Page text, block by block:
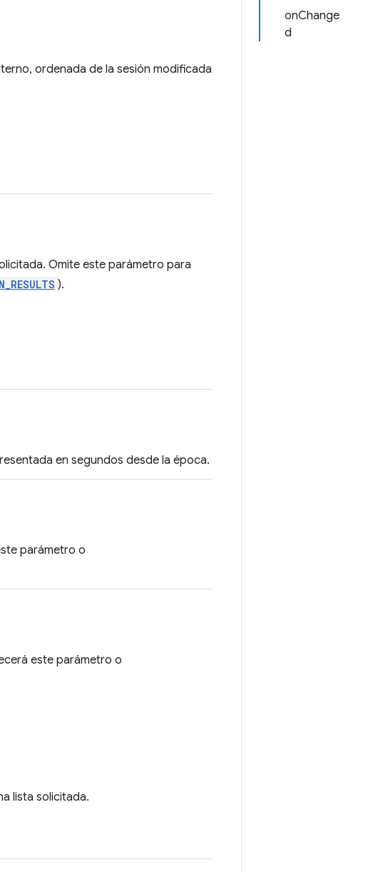
onChange
d
ordenada de la sesión modificada
Omite este parámetro para
).
en segundos desde la época.
parámetro o
este parámetro o
lista solicitada.